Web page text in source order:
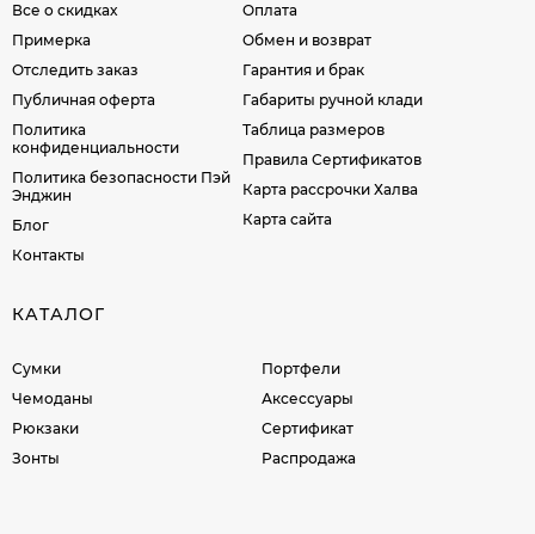
Все о скидках
Примерка
Отследить заказ
Публичная оферта
Политика
конфиденциальности
Политика безопасности Пэй
Энджин
Блог
Контакты
Оплата
Обмен и возврат
Гарантия и брак
Габариты ручной клади
Таблица размеров
Правила Сертификатов
Карта рассрочки Халва
Карта сайта
КАТАЛОГ
Сумки
Чемоданы
Рюкзаки
Зонты
Портфели
Аксессуары
Сертификат
Распродажа